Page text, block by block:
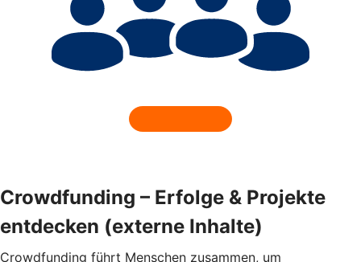
Crowdfunding – Erfolge & Projekte
entdecken (externe Inhalte)
Crowdfunding führt Menschen zusammen, um